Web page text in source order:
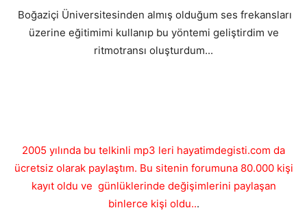
Boğaziçi Üniversitesinden almış olduğum ses frekansları
üzerine eğitimimi kullanıp bu yöntemi geliştirdim ve
ritmotransı oluşturdum...
2005 yılında bu telkinli mp3 leri hayatimdegisti.com da
ücretsiz olarak paylaştım. Bu sitenin forumuna 80.000 kişi
kayıt oldu ve günlüklerinde değişimlerini paylaşan
binlerce kişi oldu...